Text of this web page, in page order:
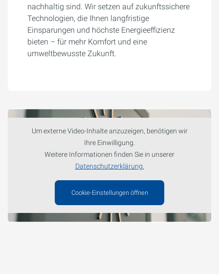
nachhaltig sind. Wir setzen auf zukunftssichere
Technologien, die Ihnen langfristige
Einsparungen und höchste Energieeffizienz
bieten – für mehr Komfort und eine
umweltbewusste Zukunft.
Um externe Video-Inhalte anzuzeigen, benötigen wir
Ihre Einwilligung.
Weitere Informationen finden Sie in unserer
Datenschutzerklärung.
Cookie-Einstellungen öffnen